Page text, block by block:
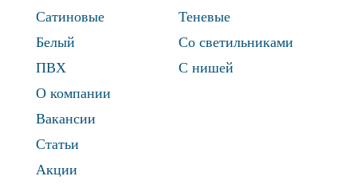
Сатиновые
Белый
ПВХ
Теневые
Со светильниками
С нишей
О компании
Вакансии
Статьи
Акции